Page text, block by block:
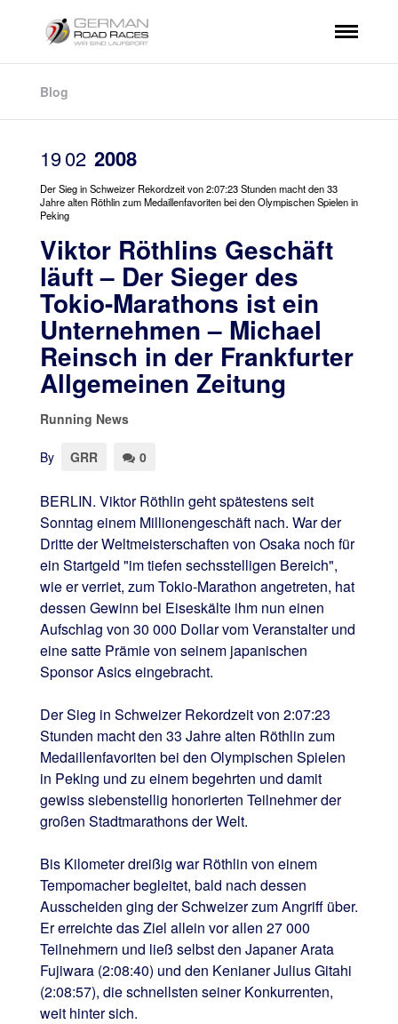
Blog
1902 2008
Der Sieg in Schweizer Rekordzeit von 2:07:23 Stunden macht den 33
Jahre alten Röthlin zum Medaillenfavoriten bei den Olympischen Spielen in
Peking
Viktor Röthlins Geschäft
läuft – Der Sieger des
Tokio-Marathons ist ein
Unternehmen – Michael
Reinsch in der Frankfurter
Allgemeinen Zeitung
Running News
By GRR 0
BERLIN. Viktor Röthlin geht spätestens seit
Sonntag einem Millionengeschäft nach. War der
Dritte der Weltmeisterschaften von Osaka noch für
ein Startgeld "im tiefen sechsstelligen Bereich",
wie er verriet, zum Tokio-Marathon angetreten, hat
dessen Gewinn bei Eiseskälte ihm nun einen
Aufschlag von 30 000 Dollar vom Veranstalter und
eine satte Prämie von seinem japanischen
Sponsor Asics eingebracht.
Der Sieg in Schweizer Rekordzeit von 2:07:23
Stunden macht den 33 Jahre alten Röthlin zum
Medaillenfavoriten bei den Olympischen Spielen
in Peking und zu einem begehrten und damit
gewiss siebenstellig honorierten Teilnehmer der
großen Stadtmarathons der Welt.
Bis Kilometer dreißig war Röthlin von einem
Tempomacher begleitet, bald nach dessen
Ausscheiden ging der Schweizer zum Angriff über.
Er erreichte das Ziel allein vor allen 27 000
Teilnehmern und ließ selbst den Japaner Arata
Fujiwara (2:08:40) und den Kenianer Julius Gitahi
(2:08:57), die schnellsten seiner Konkurrenten,
weit hinter sich.